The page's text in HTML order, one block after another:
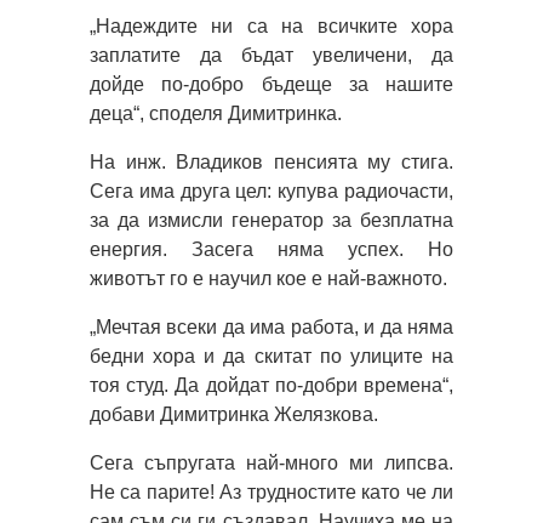
„Надеждите ни са на всичките хора
заплатите да бъдат увеличени, да
дойде по-добро бъдеще за нашите
деца“, споделя Димитринка.
На инж. Владиков пенсията му стига.
Сега има друга цел: купува радиочасти,
за да измисли генератор за безплатна
енергия. Засега няма успех. Но
животът го е научил кое е най-важното.
„Мечтая всеки да има работа, и да няма
бедни хора и да скитат по улиците на
тоя студ. Да дойдат по-добри времена“,
добави Димитринка Желязкова.
Сега съпругата най-много ми липсва.
Не са парите! Аз трудностите като че ли